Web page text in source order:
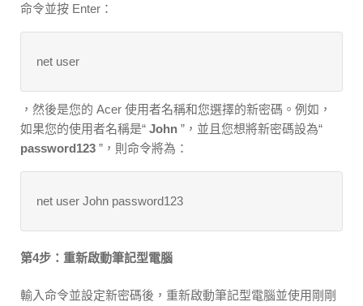
命令並按 Enter：
net user
，然後是您的 Acer 使用者名稱和您選擇的新密碼。例如，
如果您的使用者名稱是“ John ”，並且您想將新密碼設為“
password123 ”，則命令將為：
net user John password123
第4步：重新啟動筆記型電腦
輸入命令並設定新密碼後，重新啟動筆記型電腦並使用剛剛